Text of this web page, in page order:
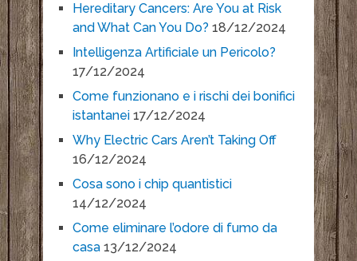
Hereditary Cancers: Are You at Risk
and What Can You Do? 18/12/2024
Intelligenza Artificiale un Pericolo?
17/12/2024
Come funzionano e i rischi dei bonifici
istantanei 17/12/2024
Why Electric Cars Aren’t Taking Off
16/12/2024
Cosa sono i chip quantistici
14/12/2024
Come eliminare l’odore di fumo da
casa 13/12/2024